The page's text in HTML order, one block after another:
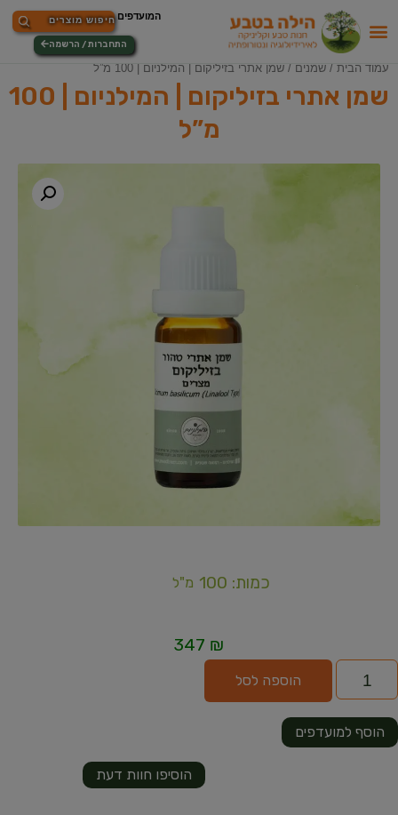
התחברות / הרשמה
עמוד הבית / שמנים / שמן אתרי בזיליקום | המילניום | 100 מ”ל
שמן אתרי בזיליקום | המילניום | 100
מ”ל
כמות: 100 מ"ל
347 ₪
הוספה לסל
הוסיפו חוות דעת
הוסף למועדפים